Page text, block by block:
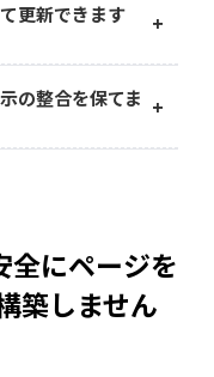
作成します。
更新できます
く、承認プロセ
の整合を保てま
にページを
築しません